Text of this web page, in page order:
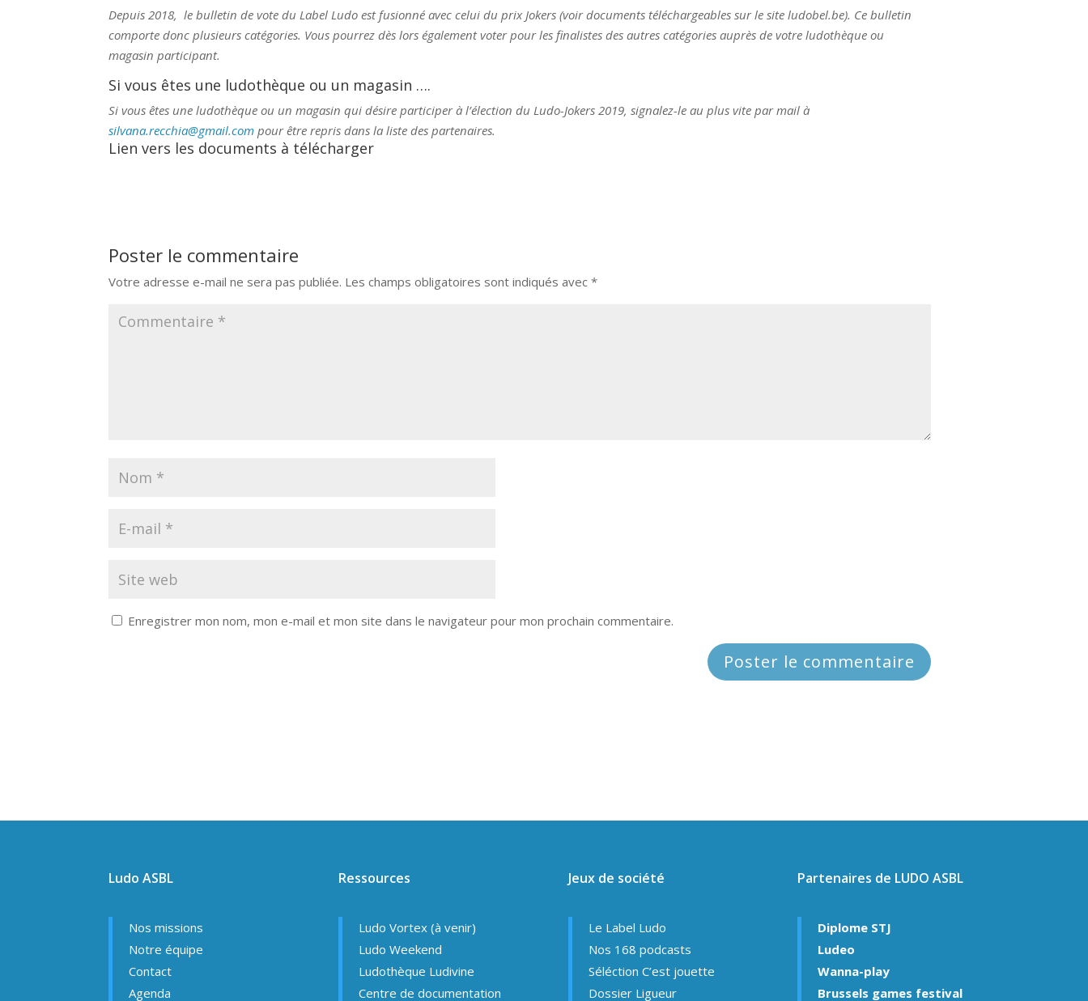
Depuis 2018, le bulletin de vote du Label Ludo est fusionné avec celui du prix Jokers (voir documents téléchargeables sur le site ludobel.be). Ce bulletin
comporte donc plusieurs catégories. Vous pourrez dès lors également voter pour les finalistes des autres catégories auprès de votre ludothèque ou
magasin participant.
Si vous êtes une ludothèque ou un magasin ….
Si vous êtes une ludothèque ou un magasin qui désire participer à l’élection du Ludo-Jokers 2019, signalez-le au plus vite par mail à
silvana.recchia@gmail.com pour être repris dans la liste des partenaires.
Lien vers les documents à télécharger
Poster le commentaire
Votre adresse e-mail ne sera pas publiée. Les champs obligatoires sont indiqués avec*
Enregistrer mon nom, mon e-mail et mon site dans le navigateur pour mon prochain commentaire.
Ludo ASBL
Nos missions
Notre équipe
Contact
Agenda
Ressources
Ludo Vortex (à venir)
Ludo Weekend
Ludothèque Ludivine
Centre de documentation
Jeux de société
Le Label Ludo
Nos 168 podcasts
Séléction C’est jouette
Dossier Ligueur
Partenaires de LUDO ASBL
Diplome STJ
Ludeo
Wanna-play
Brussels games festival